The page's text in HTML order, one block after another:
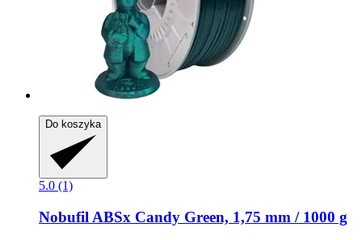
Do koszyka
5.0 (1)
Nobufil ABSx Candy Green, 1,75 mm / 1000 g